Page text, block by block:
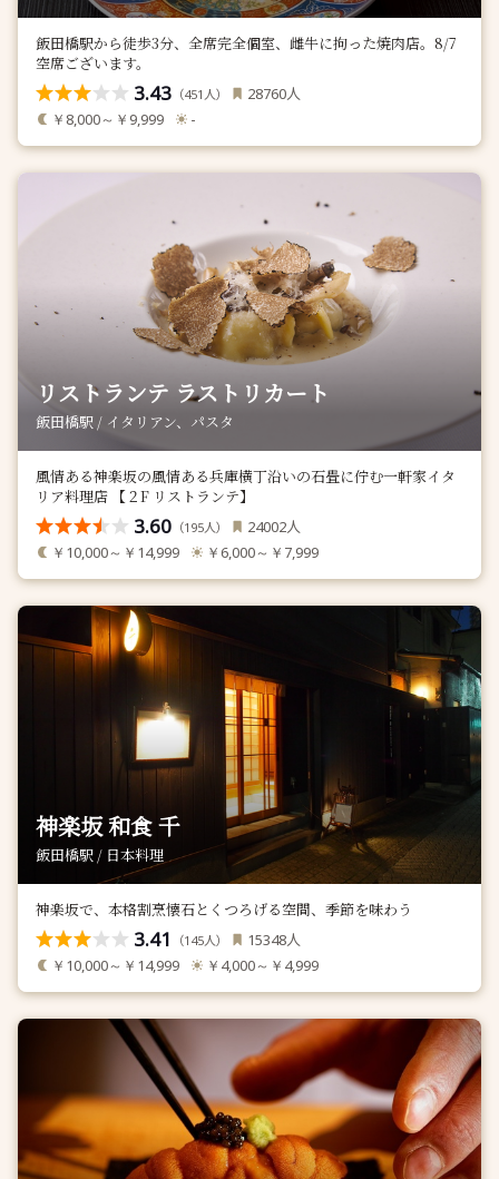
飯田橋駅から徒歩3分、全席完全個室、雌牛に拘った焼肉店。8/7
空席ございます。
3.43 （451 人） 28760人
￥8,000～￥9,999 -
リストランテ ラストリカート
飯田橋駅 / イタリアン、パスタ
風情ある神楽坂の風情ある兵庫横丁沿いの石畳に佇む一軒家イタ
リア料理店 【２F リストランテ】
3.60 （195人） 24002人
￥10,000～￥14,999 ￥6,000～￥7,999
神楽坂 和食 千
飯田橋駅 / 日本料理
神楽坂で、本格割烹懐石とくつろげる空間、季節を味わう
3.41 （145人） 15348人
￥10,000～￥14,999 ￥4,000～￥4,999